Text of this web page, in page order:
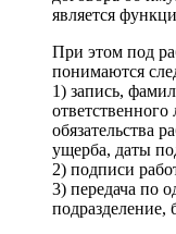
является
При этом под
понимаются
1) запись,
обязательства
ущерба, даты
2) подписи
3) передача по
подразделение,